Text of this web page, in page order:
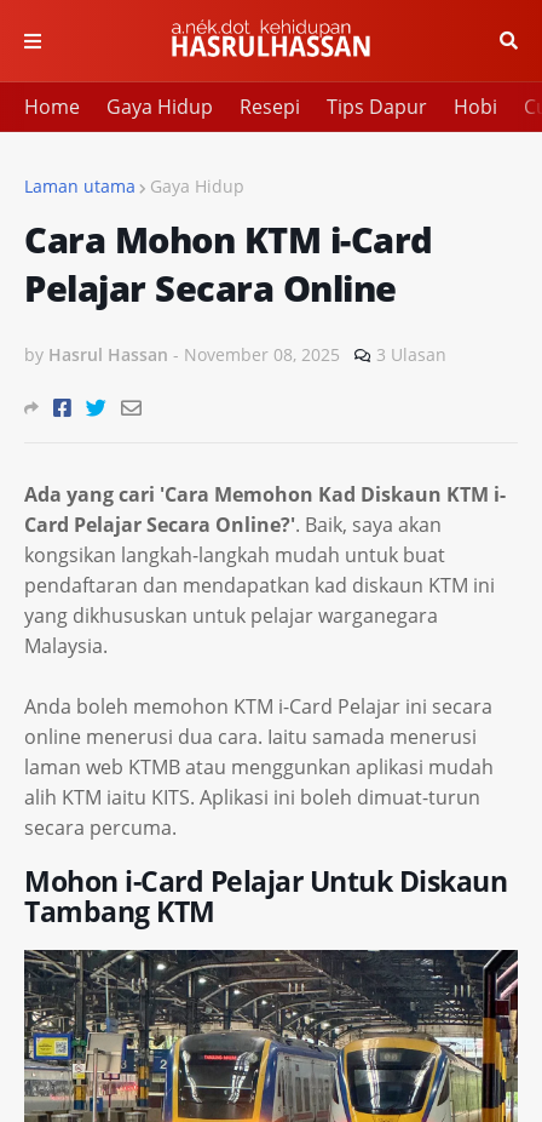
Home Gaya Hidup Resepi Tips Dapur Hobi
Laman utama Gaya Hidup
Cara Mohon KTM i-Card
Pelajar Secara Online
by Hasrul Hassan - November 08, 2025 3 Ulasan
Ada yang cari 'Cara Memohon Kad Diskaun KTM i-
Card Pelajar Secara Online?'. Baik, saya akan
kongsikan langkah-langkah mudah untuk buat
pendaftaran dan mendapatkan kad diskaun KTM ini
yang dikhususkan untuk pelajar warganegara
Malaysia.
Anda boleh memohon KTM i-Card Pelajar ini secara
online menerusi dua cara. Iaitu samada menerusi
laman web KTMB atau menggunkan aplikasi mudah
alih KTM iaitu KITS. Aplikasi ini boleh dimuat-turun
secara percuma.
Mohon i-Card Pelajar Untuk Diskaun
Tambang KTM